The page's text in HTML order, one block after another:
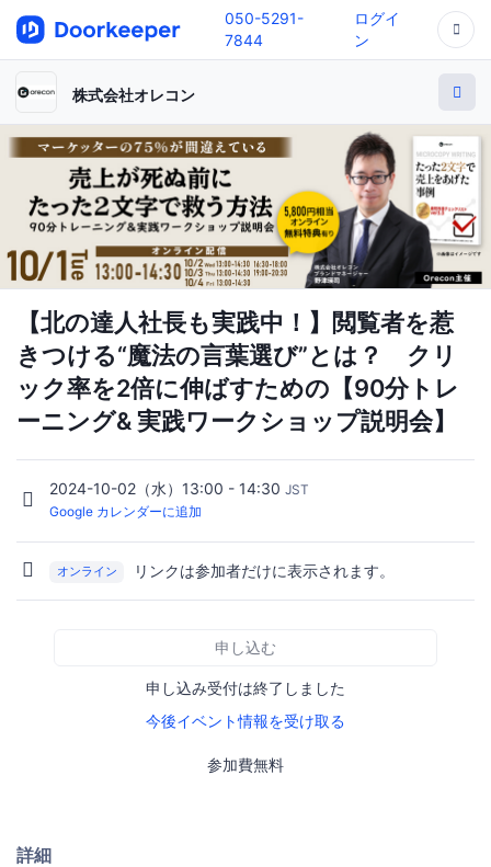
050-5291-
7844
ログイ
ン
株式会社オレコン
【北の達人社長も実践中！】閲覧者を惹
きつける“魔法の言葉選び”とは？ クリ
ック率を2倍に伸ばすための【90分トレ
ーニング& 実践ワークショップ説明会】
2024-10-02（水）13:00 - 14:30 JST
Google カレンダーに追加
オンライン リンクは参加者だけに表示されます。
申し込む
申し込み受付は終了しました
今後イベント情報を受け取る
参加費無料
詳細